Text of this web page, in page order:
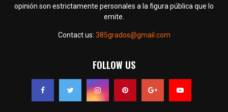
opinión son estrictamente personales a la figura pública que lo
emite.
Contact us: 385grados@gmail.com
FOLLOW US